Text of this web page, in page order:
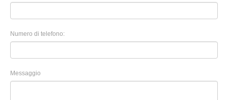
Numero di telefono:
Messaggio